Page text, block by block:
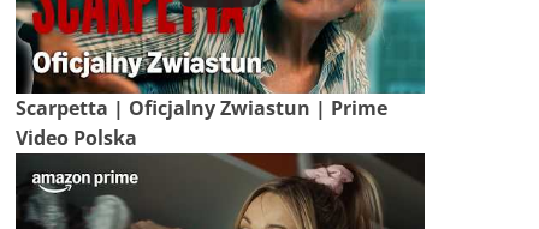
Scarpetta | Oficjalny Zwiastun | Prime
Video Polska